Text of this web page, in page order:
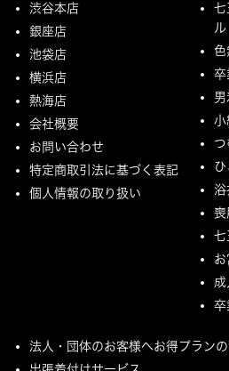
渋谷本店
銀座店
池袋店
横浜店
熱海店
会社概要
お問い合わせ
特定商取引法に基づく表記
個人情報の取り扱い
七
ル
色
卒
小
浴
喪
七
成
卒
法人・団体のお客様へお得プラン